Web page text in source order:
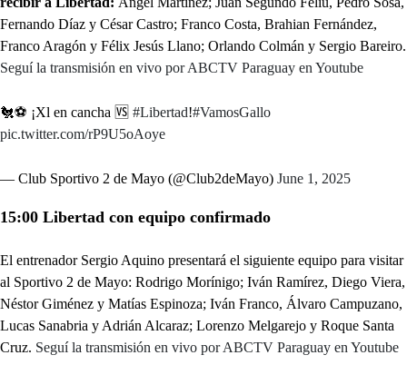
Fernando Díaz y César Castro; Franco Costa, Brahian Fernández,
Franco Aragón y Félix Jesús Llano; Orlando Colmán y Sergio Bareiro.
Seguí la transmisión en vivo por ABCTV Paraguay en Youtube
🐔⚽️ ¡Xl en cancha 🆚️ #Libertad!#VamosGallo
pic.twitter.com/rP9U5oAoye
— Club Sportivo 2 de Mayo (@Club2deMayo) June 1, 2025
15:00 Libertad con equipo confirmado
El entrenador Sergio Aquino presentará el siguiente equipo para visitar
al Sportivo 2 de Mayo: Rodrigo Morínigo; Iván Ramírez, Diego Viera,
Néstor Giménez y Matías Espinoza; Iván Franco, Álvaro Campuzano,
Lucas Sanabria y Adrián Alcaraz; Lorenzo Melgarejo y Roque Santa
Cruz. Seguí la transmisión en vivo por ABCTV Paraguay en Youtube